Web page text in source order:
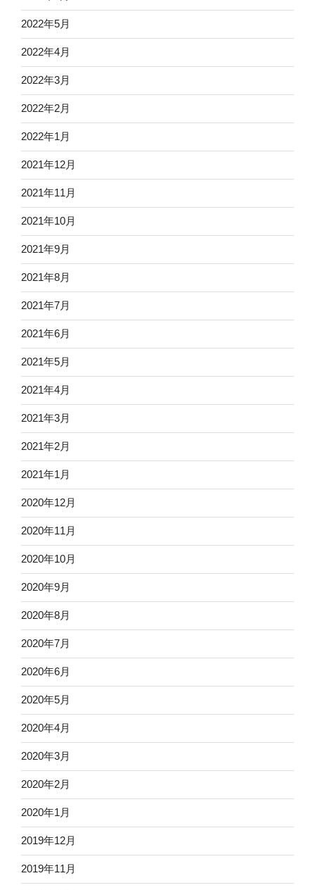
2022年5月
2022年4月
2022年3月
2022年2月
2022年1月
2021年12月
2021年11月
2021年10月
2021年9月
2021年8月
2021年7月
2021年6月
2021年5月
2021年4月
2021年3月
2021年2月
2021年1月
2020年12月
2020年11月
2020年10月
2020年9月
2020年8月
2020年7月
2020年6月
2020年5月
2020年4月
2020年3月
2020年2月
2020年1月
2019年12月
2019年11月